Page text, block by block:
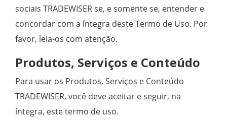
sociais TRADEWISER se, e somente se, entender e
concordar com a íntegra deste Termo de Uso. Por
favor, leia-os com atenção.
Produtos, Serviços e Conteúdo
Para usar os Produtos, Serviços e Conteúdo
TRADEWISER, você deve aceitar e seguir, na
íntegra, este termo de uso.